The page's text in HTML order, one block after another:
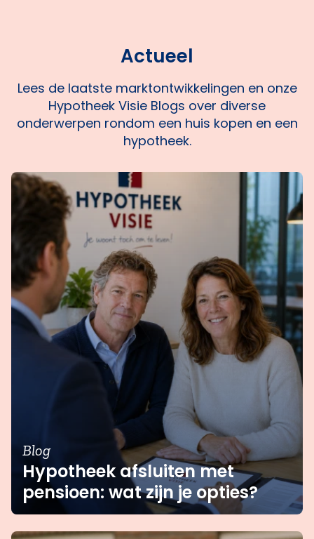
Actueel
Lees de laatste marktontwikkelingen en onze
Hypotheek Visie Blogs over diverse
onderwerpen rondom een huis kopen en een
hypotheek.
Blog
Hypotheek afsluiten met
pensioen: wat zijn je opties?